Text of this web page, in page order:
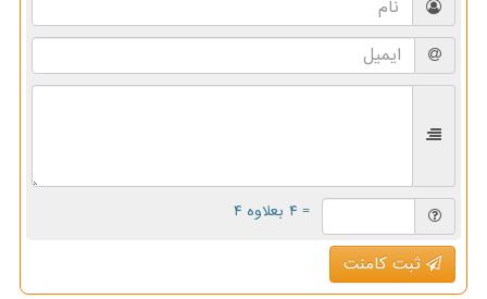
= ۴ بعلاوه ۴
ثبت کامنت